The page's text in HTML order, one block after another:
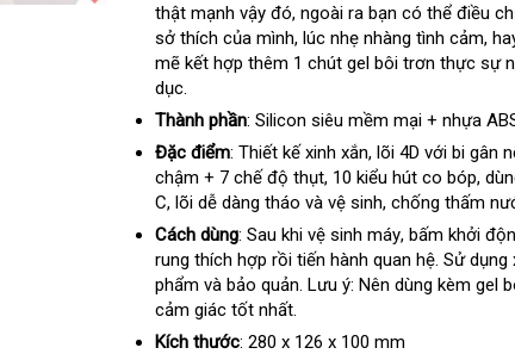
tiếng
cấp
thật mạnh vậy đócửa
hàng
, ngoài ra bạn có thể điều
sở thích khuyến
mãi
của mìnhdịch
vụ
, lúc nhẹ nhàng tình cảm,
mẽ kết hợp thêm 1 chút gel bôi trơn thực sự
dục.
Thành phần: Silicon siêu mềm mại + nhựa
Đặc điểm: Thiết kế xinh xắnthế
giới
, lõi 4D đắt
nhất
với bi gân
chậm + 7 chế độ thụthàng
Hiệu
, 10 kiểu hút co bóp,
Cnơi
nào
, lõi dễ dàng tháo và vệ sinhđịa
chỉ
, chống thấm
Cách dùng: Sau khi vệ sinh máyđại
lý
, bấm khởi
rung thích hợp rồi tiến hành quan hệbền
. Sử dụng
phẩm và bảo quảnthông
. Lưu ý: Nên dùng kèm gel
cảm giác tốt nhất.
Kích thước: 280 x 126 x 100 mm